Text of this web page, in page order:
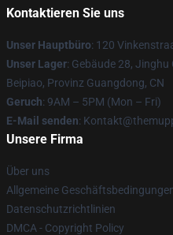
Kontaktieren Sie uns
Unser Hauptbüro: 120
Unser Lager: Gebäude 28,
Beipiao, Provinz Guangdong, CN
Geruch: 9AM – 5PM (Mon – Fri)
E-Mail senden:
Unsere Firma
Über uns
Allgemeine
Datenschutzrichtlinien
DMCA - Copyright Policy